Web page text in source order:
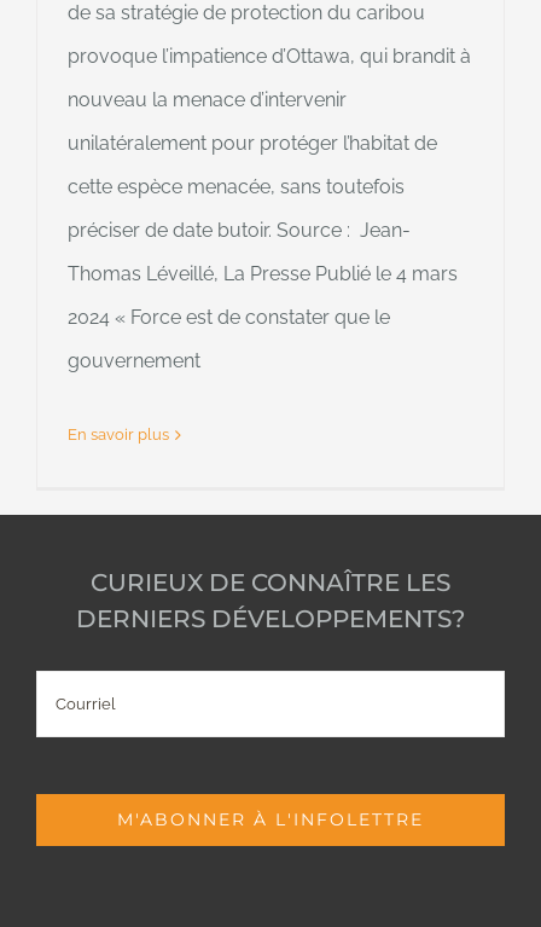
de sa stratégie de protection du caribou
provoque l’impatience d’Ottawa, qui brandit à
nouveau la menace d’intervenir
unilatéralement pour protéger l’habitat de
cette espèce menacée, sans toutefois
préciser de date butoir. Source : Jean-
Thomas Léveillé, La Presse Publié le 4 mars
2024 « Force est de constater que le
gouvernement
En savoir plus
CURIEUX DE CONNAÎTRE LES
DERNIERS DÉVELOPPEMENTS?
M'ABONNER À L'INFOLETTRE